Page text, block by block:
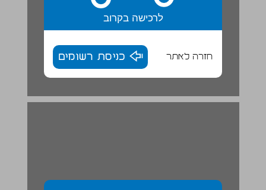
לרכישה בקרוב
חזרה לאתר כניסת רשומים